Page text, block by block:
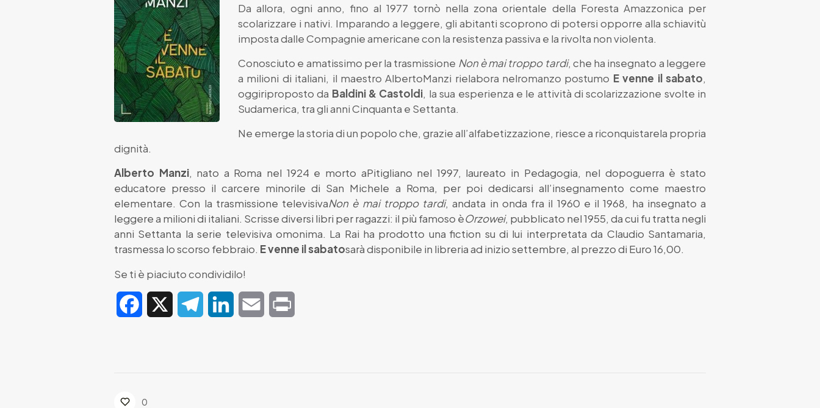
Da allora, ogni anno, fino al 1977 tornò nella zona orientale della Foresta Amazzonica per
scolarizzare i nativi. Imparando a leggere, gli abitanti scoprono di potersi opporre alla schiavitù
imposta dalle Compagnie americane con la resistenza passiva e la rivolta non violenta.
Conosciuto e amatissimo per la trasmissione Non è mai troppo tardi, che ha insegnato a leggere
a milioni di italiani, il maestro AlbertoManzi rielabora nelromanzo postumo E venne il sabato,
oggiriproposto da Baldini & Castoldi, la sua esperienza e le attività di scolarizzazione svolte in
Sudamerica, tra gli anni Cinquanta e Settanta.
Ne emerge la storia di un popolo che, grazie all’alfabetizzazione, riesce a riconquistarela propria
dignità.
Alberto Manzi, nato a Roma nel 1924 e morto aPitigliano nel 1997, laureato in Pedagogia, nel dopoguerra è stato
educatore presso il carcere minorile di San Michele a Roma, per poi dedicarsi all’insegnamento come maestro
elementare. Con la trasmissione televisivaNon è mai troppo tardi, andata in onda fra il 1960 e il 1968, ha insegnato a
leggere a milioni di italiani. Scrisse diversi libri per ragazzi: il più famoso èOrzowei, pubblicato nel 1955, da cui fu tratta negli
anni Settanta la serie televisiva omonima. La Rai ha prodotto una fiction su di lui interpretata da Claudio Santamaria,
trasmessa lo scorso febbraio. E venne il sabatosarà disponibile in libreria ad inizio settembre, al prezzo di Euro 16,00.
Se ti è piaciuto condividilo!
Facebook TelegramLinkedIn Email
0